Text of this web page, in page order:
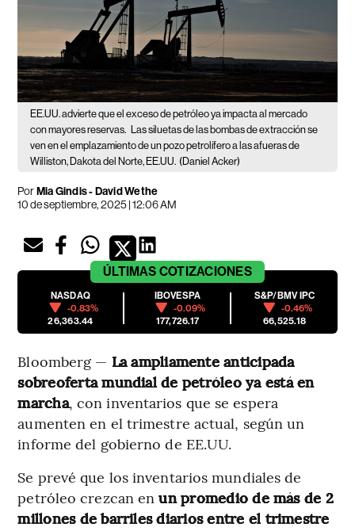
EE.UU. advierte que el exceso de petróleo ya impacta al mercado
con mayores reservas.
Las siluetas de las bombas de extracción se
ven en el emplazamiento de un pozo petrolífero a las afueras de
Williston, Dakota del Norte, EE.UU. (Daniel Acker)
PorMia Gindis - David Wethe
10 de septiembre, 2025 | 12:06 AM
ÚLTIMAS COTIZACIONES
NASDAQ
-0.83%
26,363.44
IBOVESPA
-0.09%
177,726.17
S&P/BMV IPC
-0.46%
66,525.18
Bloomberg — La ampliamente anticipada
sobreoferta mundial de petróleo ya está en
marcha, con inventarios que se espera
aumenten en el trimestre actual, según un
informe del gobierno de EE.UU.
Se prevé que los inventarios mundiales de
petróleo crezcan enun promedio de más de 2
millones de barriles diarios entre el trimestre